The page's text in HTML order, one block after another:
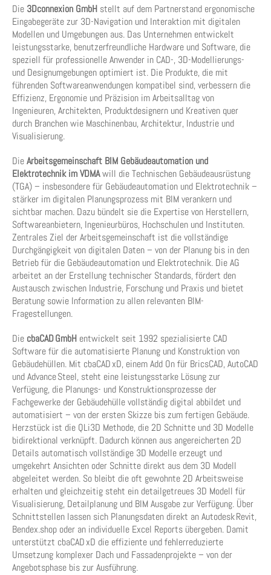
Die 3Dconnexion GmbH stellt auf dem Partnerstand ergonomische
Eingabegeräte zur 3D-Navigation und Interaktion mit digitalen
Modellen und Umgebungen aus. Das Unternehmen entwickelt
leistungsstarke, benutzerfreundliche Hardware und Software, die
speziell für professionelle Anwender in CAD-, 3D-Modellierungs-
und Designumgebungen optimiert ist. Die Produkte, die mit
führenden Softwareanwendungen kompatibel sind, verbessern die
Effizienz, Ergonomie und Präzision im Arbeitsalltag von
Ingenieuren, Architekten, Produktdesignern und Kreativen quer
durch Branchen wie Maschinenbau, Architektur, Industrie und
Visualisierung.
DieArbeitsgemeinschaft BIM Gebäudeautomation und
Elektrotechnik im VDMAwill die Technischen Gebäudeausrüstung
(TGA) – insbesondere für Gebäudeautomation und Elektrotechnik –
stärker im digitalen Planungsprozess mit BIM verankern und
sichtbar machen. Dazu bündelt sie die Expertise von Herstellern,
Softwareanbietern, Ingenieurbüros, Hochschulen und Instituten.
Zentrales Ziel der Arbeitsgemeinschaft ist die vollständige
Durchgängigkeit von digitalen Daten – von der Planung bis in den
Betrieb für die Gebäudeautomation und Elektrotechnik. Die AG
arbeitet an der Erstellung technischer Standards, fördert den
Austausch zwischen Industrie, Forschung und Praxis und bietet
Beratung sowie Information zu allen relevanten BIM-
Fragestellungen.
Die cbaCAD GmbH entwickelt seit 1992 spezialisierte CAD
Software für die automatisierte Planung und Konstruktion von
Gebäudehüllen. Mit cbaCAD xD, einem Add On für BricsCAD, AutoCAD
und Advance Steel, steht eine leistungsstarke Lösung zur
Verfügung, die Planungs- und Konstruktionsprozesse der
Fachgewerke der Gebäudehülle vollständig digital abbildet und
automatisiert – von der ersten Skizze bis zum fertigen Gebäude.
Herzstück ist die QLi3D Methode, die 2D Schnitte und 3D Modelle
bidirektional verknüpft. Dadurch können aus angereicherten 2D
Details automatisch vollständige 3D Modelle erzeugt und
umgekehrt Ansichten oder Schnitte direkt aus dem 3D Modell
abgeleitet werden. So bleibt die oft gewohnte 2D Arbeitsweise
erhalten und gleichzeitig steht ein detailgetreues 3D Modell für
Visualisierung, Detailplanung und BIM Ausgabe zur Verfügung. Über
Schnittstellen lassen sich Planungsdaten direkt an Autodesk Revit,
Bendex.shop oder an individuelle Excel Reports übergeben. Damit
unterstützt cbaCAD xD die effiziente und fehlerreduzierte
Umsetzung komplexer Dach und Fassadenprojekte – von der
Angebotsphase bis zur Ausführung.